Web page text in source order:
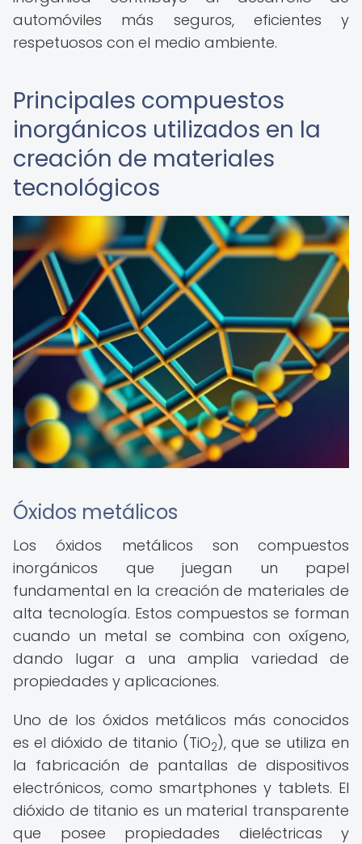
automóviles más seguros, eficientes y
respetuosos con el medio ambiente.
Principales compuestos
inorgánicos utilizados en la
creación de materiales
tecnológicos
Óxidos metálicos
Los óxidos metálicos son compuestos
inorgánicos que juegan un papel
fundamental en la creación de materiales de
alta tecnología. Estos compuestos se forman
cuando un metal se combina con oxígeno,
dando lugar a una amplia variedad de
propiedades y aplicaciones.
Uno de los óxidos metálicos más conocidos
es el dióxido de titanio (TiO2), que se utiliza en
la fabricación de pantallas de dispositivos
electrónicos, como smartphones y tablets. El
dióxido de titanio es un material transparente
que posee propiedades dieléctricas y